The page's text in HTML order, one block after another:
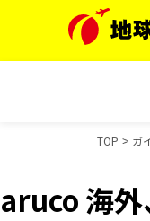
TOP ガ
aruco 海